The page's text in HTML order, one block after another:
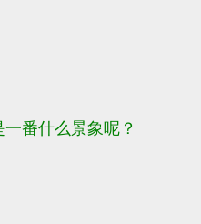
番什么景象呢？